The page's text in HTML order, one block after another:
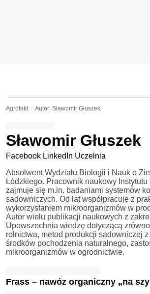
Agrofakt Autor: Sławomir Głuszek
Sławomir Głuszek
Facebook LinkedIn Uczelnia
Absolwent Wydziału Biologii i Nauk o
Łódzkiego. Pracownik naukowy Instytutu
zajmuje się m.in. badaniami systemów
sadowniczych. Od lat współpracuje z
wykorzystaniem mikroorganizmów w
Autor wielu publikacji naukowych z
Upowszechnia wiedzę dotyczącą
rolnictwa, metod produkcji sadowniczej
środków pochodzenia naturalnego,
mikroorganizmów w ogrodnictwie.
Frass – nawóz organiczny „na